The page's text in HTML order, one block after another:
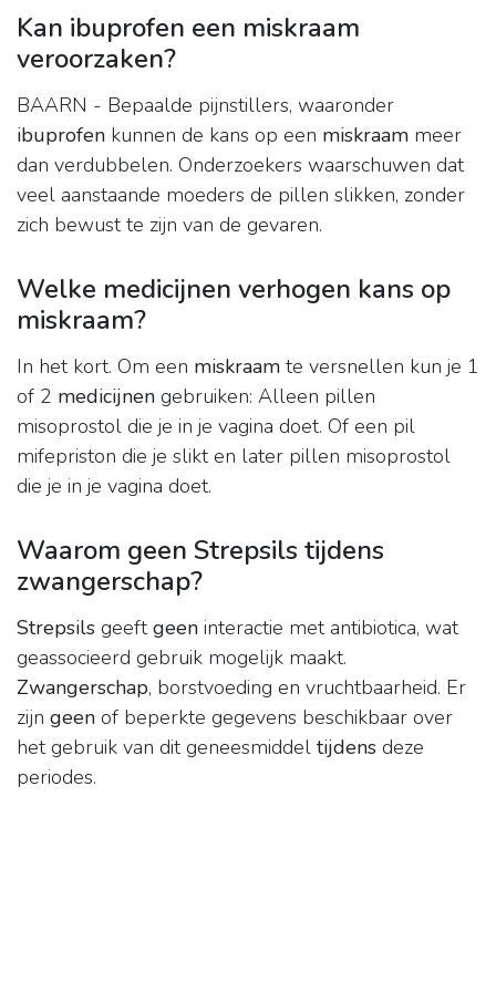
Kan ibuprofen een miskraam
veroorzaken?
BAARN - Bepaalde pijnstillers, waaronder
ibuprofen kunnen de kans op een miskraam meer
dan verdubbelen. Onderzoekers waarschuwen dat
veel aanstaande moeders de pillen slikken, zonder
zich bewust te zijn van de gevaren.
Welke medicijnen verhogen kans op
miskraam?
In het kort. Om een miskraam te versnellen kun je 1
of 2 medicijnen gebruiken: Alleen pillen
misoprostol die je in je vagina doet. Of een pil
mifepriston die je slikt en later pillen misoprostol
die je in je vagina doet.
Waarom geen Strepsils tijdens
zwangerschap?
Strepsils geeftgeen interactie met antibiotica, wat
geassocieerd gebruik mogelijk maakt.
Zwangerschap, borstvoeding en vruchtbaarheid. Er
zijn geen of beperkte gegevens beschikbaar over
het gebruik van dit geneesmiddel tijdens deze
periodes.